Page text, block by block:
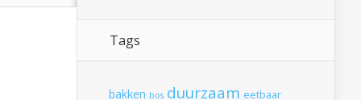
Tags
bakken bos duurzaam eetbaar